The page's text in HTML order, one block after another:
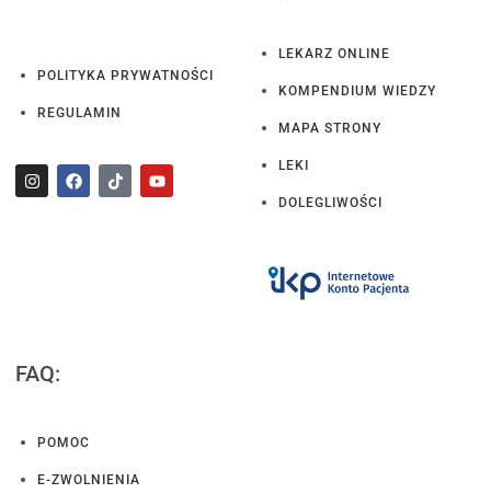
POLITYKA PRYWATNOŚCI
REGULAMIN
LEKARZ ONLINE
KOMPENDIUM WIEDZY
MAPA STRONY
LEKI
DOLEGLIWOŚCI
FAQ:
POMOC
E-ZWOLNIENIA